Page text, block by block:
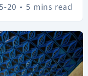
5 mins read
•
20